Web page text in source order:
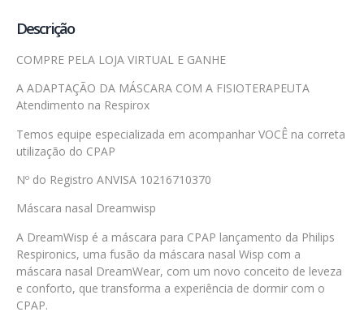
Descrição
COMPRE PELA LOJA VIRTUAL E GANHE
A ADAPTAÇÃO DA MÁSCARA COM A FISIOTERAPEUTA
Atendimento na Respirox
Temos equipe especializada em acompanhar VOCÊ na correta
utilização do CPAP
Nº do Registro ANVISA 10216710370
Máscara nasal Dreamwisp
A DreamWisp é a máscara para CPAP lançamento da Philips
Respironics, uma fusão da máscara nasal Wisp com a
máscara nasal DreamWear, com um novo conceito de leveza
e conforto, que transforma a experiência de dormir com o
CPAP.